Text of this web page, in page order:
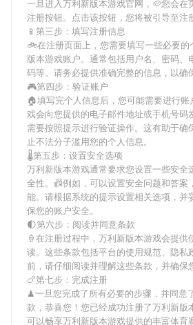
一旦进入万利新版本游戏官网，🥔您会在
注册按钮。点击该按钮，您将被引导至注
📱第三步：填写注册信息
🚲在注册页面上，您需要填写一些必要的
版本游戏账户。通常包括用户名、密码、
码等。请务必提供准确完整的信息，以确
🎮第四步：验证账户
🏠填写完个人信息后，您可能需要进行账
戏会向您提供的电子邮件地址或手机号码
需要按照提示进行验证操作。这有助于确
止不法分子滥用您的个人信息。
🌡第五步：设置安全选项
万利新版本游戏通常要求您设置一些安全
全性。📠例如，可以设置安全问题和答案
能。请根据系统的提示设置相关选项，并
保您的账户安全。
🌓第六步：阅读并同意条款
🍦在注册过程中， 万利新版本游戏会提供
读。这些条款包括平台的使用规范、隐私
前，请仔细阅读并理解这些条款，并确保
🍗第七步：完成注册
♟一旦您完成了所有必要的步骤，并同意
款，恭喜您！您已经成功注册了万利新版
可以畅享万利新版本游戏提供的丰富体育